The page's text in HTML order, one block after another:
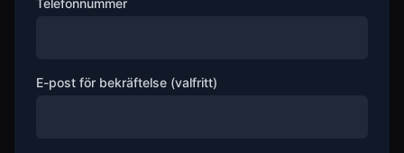
Telefonnummer
E-post för bekräftelse (valfritt)